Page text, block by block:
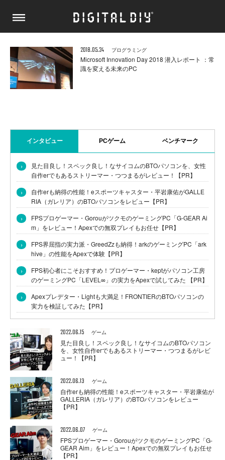
2018.05.24 プログラミング
Microsoft Innovation Day 2018 潜入レポート ：常
識を変える未来のPC
インタビュー PCゲーム ベンチマーク
›
見た目良し！スペック良し！なサイコムのBTOパソコンを、女性
自作erでもあるストリーマー・つつまるがレビュー！【PR】
›
自作erも納得の性能！eスポーツキャスター・平岩康佑がGALLE
RIA（ガレリア）のBTOパソコンをレビュー【PR】
›
FPSプロゲーマー・GorouがツクモのゲーミングPC「G-GEAR Ai
m」をレビュー！Apexでの無双プレイもお任せ【PR】
›
FPS界屈指の実力派・GreedZzも納得！arkのゲーミングPC「ark
hive」の性能をApexで体験【PR】
›
FPS初心者にこそおすすめ！プロゲーマー・keptがパソコン工房
のゲーミングPC「LEVEL∞」の実力をApexで試してみた 【PR】
›
Apexプレデター・Lightも大満足！FRONTIERのBTOパソコンの
実力を検証してみた【PR】
2022.06.15 ゲーム
見た目良し！スペック良し！なサイコムのBTOパソコン
を、女性自作erでもあるストリーマー・つつまるがレビ
ュー！【PR】
2022.06.13 ゲーム
自作erも納得の性能！eスポーツキャスター・平岩康佑が
GALLERIA（ガレリア）のBTOパソコンをレビュー
【PR】
2022.06.07 ゲーム
FPSプロゲーマー・GorouがツクモのゲーミングPC「G-
GEAR Aim」をレビュー！Apexでの無双プレイもお任せ
【PR】